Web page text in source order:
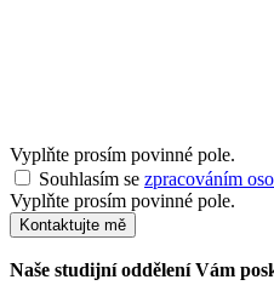
Vyplňte prosím povinné pole.
Souhlasím se zpracováním
Vyplňte prosím povinné pole.
Kontaktujte mě
Naše studijní oddělení Vám